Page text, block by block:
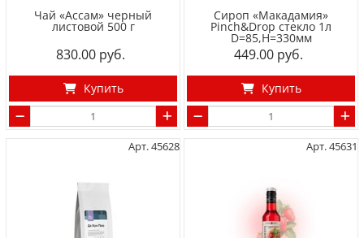
Чай «Ассам» черный
листовой 500 г
830.00
Купить
Сироп «Макадамия»
Pinch&Drop стекло 1л
D=85,H=330мм
449.00
Купить
Арт. 45628 Арт. 45631